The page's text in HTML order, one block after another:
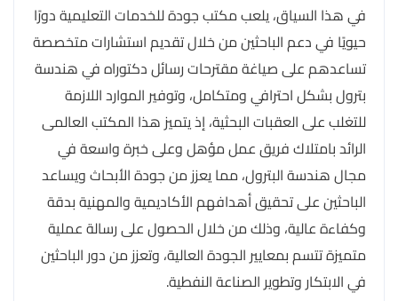
في هذا السياق، يلعب مكتب جودة للخدمات التعليمية دورًا
حيويًا في دعم الباحثين من خلال تقديم استشارات متخصصة
تساعدهم على صياغة مقترحات رسائل دكتوراه في هندسة
بترول بشكل احترافي ومتكامل، وتوفير الموارد اللازمة
للتغلب على العقبات البحثية، إذ يتميز هذا المكتب العالمى
الرائد بامتلاك فريق عمل مؤهل وعلى خبرة واسعة في
مجال هندسة البترول، مما يعزز من جودة الأبحاث ويساعد
الباحثين على تحقيق أهدافهم الأكاديمية والمهنية بدقة
وكفاءة عالية، وذلك من خلال الحصول على رسالة عملية
متميزة تتسم بمعايير الجودة العالية، وتعزز من دور الباحثين
في الابتكار وتطوير الصناعة النفطية.